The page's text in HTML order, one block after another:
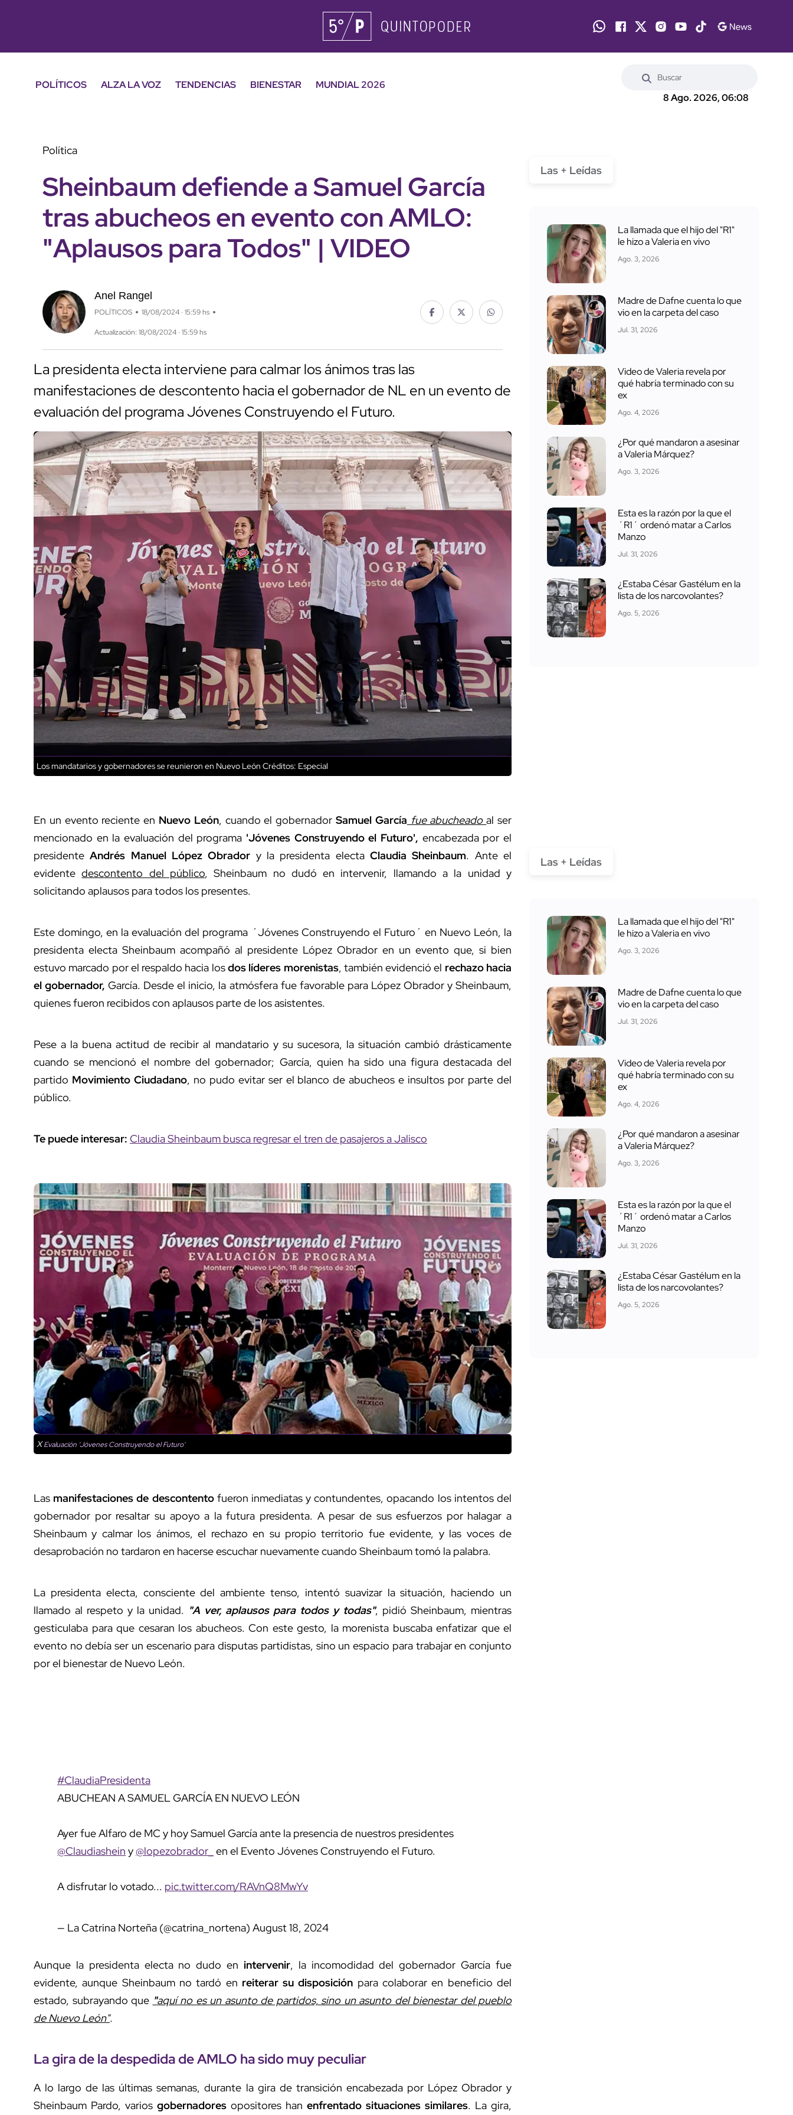
POLÍTICOS ALZA LA VOZ TENDENCIAS BIENESTAR
MUNDIAL 2026
8 Ago. 2026, 06:08
Política
Sheinbaum defiende a Samuel García
tras abucheos en evento con AMLO:
"Aplausos para Todos" | VIDEO
Anel Rangel
POLÍTICOS 18/08/2024 · 15:59 hs
Actualización: 18/08/2024 · 15:59 hs
La presidenta electa interviene para calmar los ánimos tras las
manifestaciones de descontento hacia el gobernador de NL en un evento de
evaluación del programa Jóvenes Construyendo el Futuro.
Los mandatarios y gobernadores se reunieron en Nuevo León Créditos: Especial
En un evento reciente en Nuevo León, cuando el gobernadorSamuel García fue abucheadoal ser
mencionado en la evaluación del programa 'Jóvenes Construyendo el Futuro', encabezada por el
presidenteAndrés Manuel López Obrador y la presidenta electaClaudia Sheinbaum. Ante el
evidentedescontento del público, Sheinbaum no dudó en intervenir, llamando a la unidad y
solicitando aplausos para todos los presentes.
Este domingo, en la evaluación del programa ´Jóvenes Construyendo el Futuro´ en Nuevo León, la
presidenta electa Sheinbaum acompañó al presidente López Obrador en un evento que, si bien
estuvo marcado por el respaldo hacia losdos líderes morenistas, también evidenció el rechazo hacia
el gobernador, García. Desde el inicio, la atmósfera fue favorable para López Obrador y Sheinbaum,
quienes fueron recibidos con aplausos parte de los asistentes.
Pese a la buena actitud de recibir al mandatario y su sucesora, la situación cambió drásticamente
cuando se mencionó el nombre del gobernador; García, quien ha sido una figura destacada del
partido Movimiento Ciudadano, no pudo evitar ser el blanco de abucheos e insultos por parte del
público.
Te puede interesar: Claudia Sheinbaum busca regresar el tren de pasajeros a Jalisco
XEvaluación 'Jóvenes Construyendo el Futuro'
Las manifestaciones de descontentofueron inmediatas y contundentes, opacando los intentos del
gobernador por resaltar su apoyo a la futura presidenta. A pesar de sus esfuerzos por halagar a
Sheinbaum y calmar los ánimos, el rechazo en su propio territorio fue evidente, y las voces de
desaprobación no tardaron en hacerse escuchar nuevamente cuando Sheinbaum tomó la palabra.
La presidenta electa, consciente del ambiente tenso, intentó suavizar la situación, haciendo un
llamado al respeto y la unidad. "A ver, aplausos para todos y todas", pidió Sheinbaum, mientras
gesticulaba para que cesaran los abucheos. Con este gesto, la morenista buscaba enfatizar que el
evento no debía ser un escenario para disputas partidistas, sino un espacio para trabajar en conjunto
por el bienestar de Nuevo León.
#ClaudiaPresidenta
ABUCHEAN A SAMUEL GARCÍA EN NUEVO LEÓN
Ayer fue Alfaro de MC y hoy Samuel García ante la presencia de nuestros presidentes
@Claudiashein y@lopezobrador_ en el Evento Jóvenes Construyendo el Futuro.
A disfrutar lo votado... pic.twitter.com/RAVnQ8MwYv
— La Catrina Norteña (@catrina_nortena) August 18, 2024
Aunque la presidenta electa no dudo en intervenir, la incomodidad del gobernador García fue
evidente, aunque Sheinbaum no tardó en reiterar su disposición para colaborar en beneficio del
estado, subrayando que "aquí no es un asunto de partidos, sino un asunto del bienestar del pueblo
de Nuevo León".
La gira de la despedida de AMLO ha sido muy peculiar
A lo largo de las últimas semanas, durante la gira de transición encabezada por López Obrador y
Sheinbaum Pardo, varios gobernadores opositores han enfrentado situaciones similares. La gira,
Las + Leídas
La llamada que el hijo del "R1"
le hizo a Valeria en vivo
Ago. 3, 2026
Madre de Dafne cuenta lo que
vio en la carpeta del caso
Jul. 31, 2026
Video de Valeria revela por
qué habría terminado con su
ex
Ago. 4, 2026
¿Por qué mandaron a asesinar
a Valeria Márquez?
Ago. 3, 2026
Esta es la razón por la que el
´R1´ ordenó matar a Carlos
Manzo
Jul. 31, 2026
¿Estaba César Gastélum en la
lista de los narcovolantes?
Ago. 5, 2026
Las + Leídas
La llamada que el hijo del "R1"
le hizo a Valeria en vivo
Ago. 3, 2026
Madre de Dafne cuenta lo que
vio en la carpeta del caso
Jul. 31, 2026
Video de Valeria revela por
qué habría terminado con su
ex
Ago. 4, 2026
¿Por qué mandaron a asesinar
a Valeria Márquez?
Ago. 3, 2026
Esta es la razón por la que el
´R1´ ordenó matar a Carlos
Manzo
Jul. 31, 2026
¿Estaba César Gastélum en la
lista de los narcovolantes?
Ago. 5, 2026